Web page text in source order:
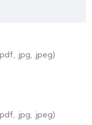
.jpg, .jpeg)
.jpg, .jpeg)